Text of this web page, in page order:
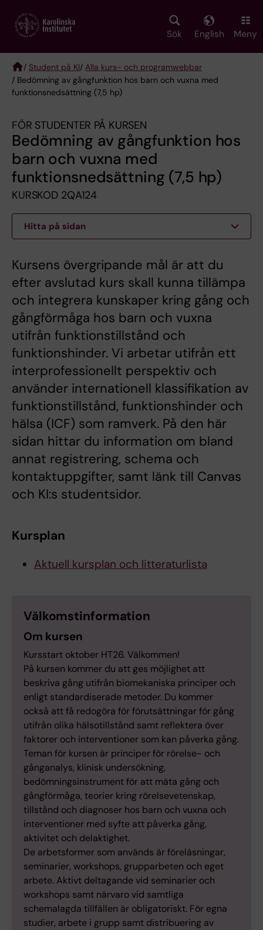
main
Sök English Meny
Breadcrumb
/ Student på KI/ Alla kurs- och programwebbar
/ Bedömning av gångfunktion hos barn och vuxna med
funktionsnedsättning (7,5 hp)
FÖR STUDENTER PÅ KURSEN
Bedömning av gångfunktion hos
barn och vuxna med
funktionsnedsättning (7,5 hp)
KURSKOD 2QA124
Hitta på sidan
Kursens övergripande mål är att du
efter avslutad kurs skall kunna tillämpa
och integrera kunskaper kring gång och
gångförmåga hos barn och vuxna
utifrån funktionstillstånd och
funktionshinder. Vi arbetar utifrån ett
interprofessionellt perspektiv och
använder internationell klassifikation av
funktionstillstånd, funktionshinder och
hälsa (ICF) som ramverk. På den här
sidan hittar du information om bland
annat registrering, schema och
kontaktuppgifter, samt länk till Canvas
och KI:s studentsidor.
Kursplan
Aktuell kursplan och litteraturlista
Välkomstinformation
Om kursen
Kursstart oktober HT26. Välkommen!
På kursen kommer du att ges möjlighet att
beskriva gång utifrån biomekaniska principer och
enligt standardiserade metoder. Du kommer
också att få redogöra för förutsättningar för gång
utifrån olika hälsotillstånd samt reflektera över
faktorer och interventioner som kan påverka gång.
Teman för kursen är principer för rörelse- och
gånganalys, klinisk undersökning,
bedömningsinstrument för att mäta gång och
gångförmåga, teorier kring rörelsevetenskap,
tillstånd och diagnoser hos barn och vuxna och
interventioner med syfte att påverka gång,
aktivitet och delaktighet.
De arbetsformer som används är föreläsningar,
seminarier, workshops, grupparbeten och eget
arbete. Aktivt deltagande vid seminarier och
workshops samt närvaro vid samtliga
schemalagda tillfällen är obligatoriskt. För egna
studier, arbete i grupp samt distribuering av